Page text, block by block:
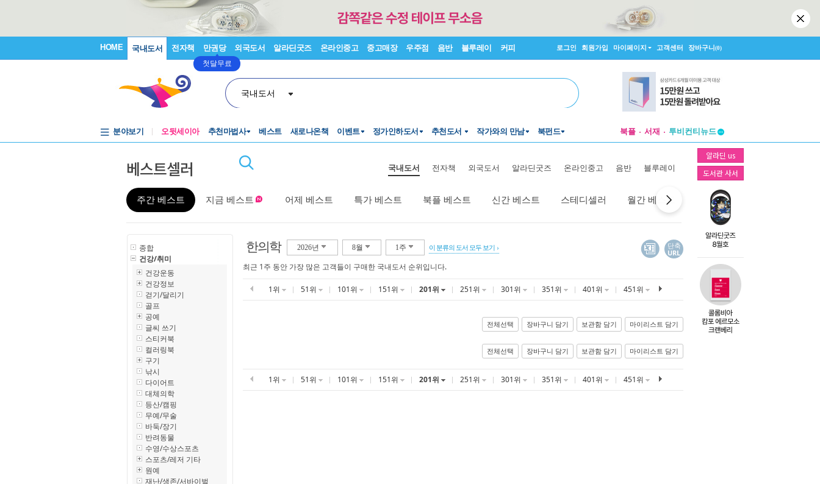
HOME 국내도서 전자책 만권당
첫달무료
외국도서 알라딘굿즈 온라인중고 중고매장 우주점 음반 블루레이 커피 로그인 회원가입 마이페이지 고객센터 장바구니(0)
국내도서
분야보기 오뒷세이아 추천마법사 베스트 새로나온책 이벤트 정가인하도서 추천도서 작가와의 만남 북펀드 북플 서재
투비컨티뉴드
창작플랫폼
투비컨티뉴드
알라딘 us
도서관 사서
베스트셀러 국내도서 전자책 외국도서 알라딘굿즈 온라인중고 음반 블루레이
주간 베스트 지금 베스트 어제 베스트 특가 베스트 북플 베스트 신간 베스트 스테디셀러 월간 베스트 역대 베스트
종합
건강/취미
건강운동
건강정보
걷기/달리기
골프
공예
글씨 쓰기
스티커북
컬러링북
구기
낚시
다이어트
대체의학
등산/캠핑
무예/무술
바둑/장기
반려동물
수영/수상스포츠
스포츠/레저 기타
원예
재난/생존/서바이벌
한의학 2026년 8월 1주 이 분류의 도서 모두 보기
단축
URL
최근 1주 동안 가장 많은 고객들이 구매한 국내도서 순위입니다.
1위 51위 101위 151위 201위 251위 301위 351위 401위 451위
전체선택 장바구니 담기 보관함 담기 마이리스트 담기
전체선택 장바구니 담기 보관함 담기 마이리스트 담기
1위 51위 101위 151위 201위 251위 301위 351위 401위 451위